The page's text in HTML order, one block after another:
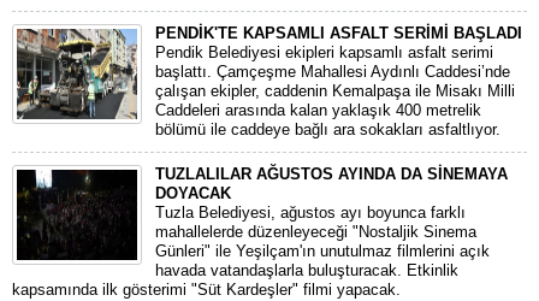
PENDİK'TE KAPSAMLI ASFALT SERİMİ BAŞLADI
Pendik Belediyesi ekipleri kapsamlı asfalt serimi
başlattı. Çamçeşme Mahallesi Aydınlı Caddesi’nde
çalışan ekipler, caddenin Kemalpaşa ile Misakı Milli
Caddeleri arasında kalan yaklaşık 400 metrelik
bölümü ile caddeye bağlı ara sokakları asfaltlıyor.
TUZLALILAR AĞUSTOS AYINDA DA SİNEMAYA
DOYACAK
Tuzla Belediyesi, ağustos ayı boyunca farklı
mahallelerde düzenleyeceği "Nostaljik Sinema
Günleri" ile Yeşilçam'ın unutulmaz filmlerini açık
havada vatandaşlarla buluşturacak. Etkinlik
kapsamında ilk gösterimi "Süt Kardeşler" filmi yapacak.